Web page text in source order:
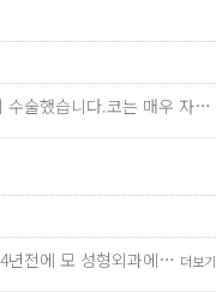
수술했습니다.코는 매우 자…
년전에 모 성형외과에… 더보기